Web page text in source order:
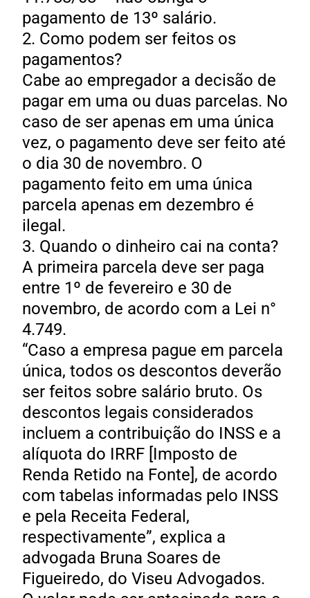
pagamento de 13º salário.
2. Como podem ser feitos os
pagamentos?
Cabe ao empregador a decisão de
pagar em uma ou duas parcelas. No
caso de ser apenas em uma única
vez, o pagamento deve ser feito até
o dia 30 de novembro. O
pagamento feito em uma única
parcela apenas em dezembro é
ilegal.
3. Quando o dinheiro cai na conta?
A primeira parcela deve ser paga
entre 1º de fevereiro e 30 de
novembro, de acordo com a Lei n°
4.749.
“Caso a empresa pague em parcela
única, todos os descontos deverão
ser feitos sobre salário bruto. Os
descontos legais considerados
incluem a contribuição do INSS e a
alíquota do IRRF [Imposto de
Renda Retido na Fonte], de acordo
com tabelas informadas pelo INSS
e pela Receita Federal,
respectivamente”, explica a
advogada Bruna Soares de
Figueiredo, do Viseu Advogados.